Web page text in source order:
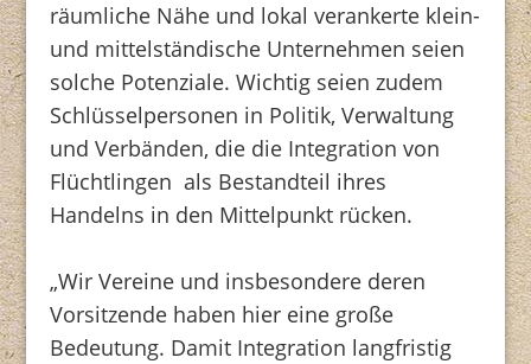
räumliche Nähe und lokal verankerte klein-
und mittelständische Unternehmen seien
solche Potenziale. Wichtig seien zudem
Schlüsselpersonen in Politik, Verwaltung
und Verbänden, die die Integration von
Flüchtlingen als Bestandteil ihres
Handelns in den Mittelpunkt rücken.
„Wir Vereine und insbesondere deren
Vorsitzende haben hier eine große
Bedeutung. Damit Integration langfristig